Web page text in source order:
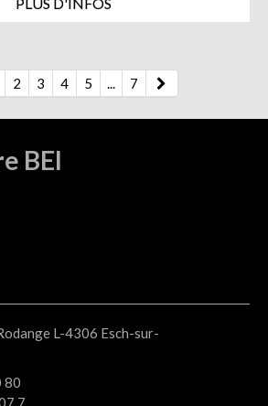
PLUS D'INFOS
2 3 4 5 ... 7
BEI
L-4306 Esch-sur-
80
7